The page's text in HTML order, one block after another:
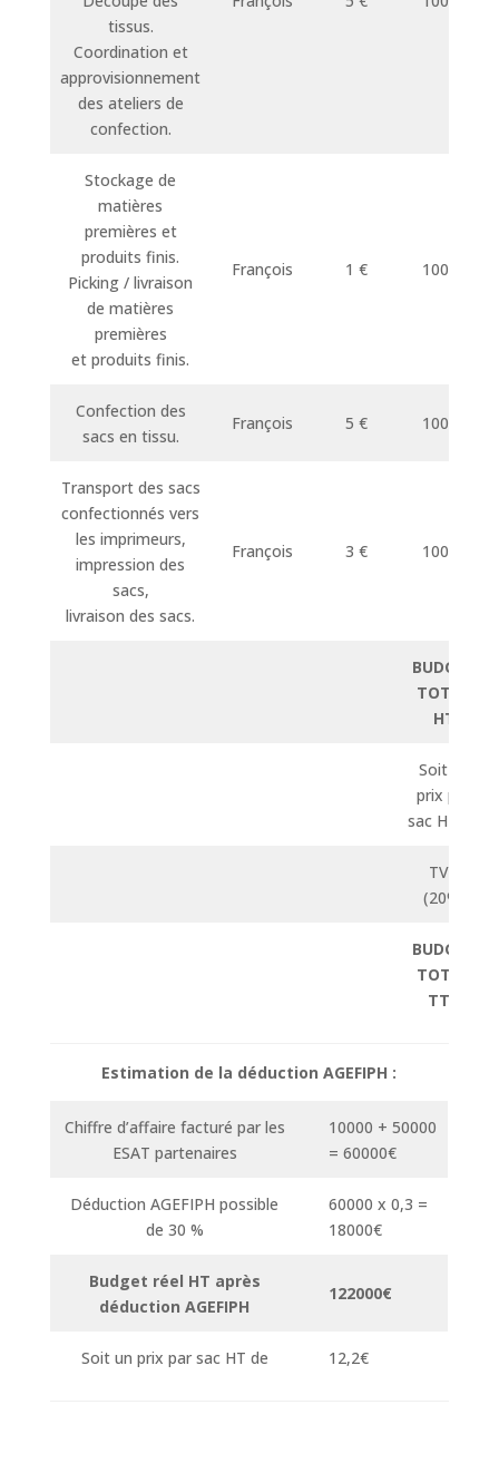
tissus.
Coordination et
approvisionnement
des ateliers de
confection.
Stockage de
matières
premières et
produits finis.
Picking / livraison
de matières
premières
et produits finis.
François 1 € 10000
Confection des
sacs en tissu.
François 5 € 10000
Transport des sacs
confectionnés vers
les imprimeurs,
impression des
sacs,
livraison des sacs.
François 3 € 10000
BUDGET
TOTAL
HT
Soit un
prix par
sac HT de
TVA
(20%)
BUDGET
TOTAL
TTC
Estimation de la déduction AGEFIPH :
Chiffre d’affaire facturé par les
ESAT partenaires
10000 + 50000
= 60000€
Déduction AGEFIPH possible
de 30 %
60000 x 0,3 =
18000€
Budget réel HT après
déduction AGEFIPH
122000€
Soit un prix par sac HT de 12,2€